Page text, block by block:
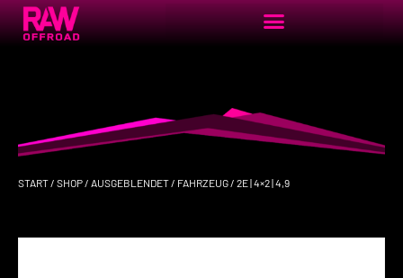
START / SHOP / AUSGEBLENDET / FAHRZEUG / 2E | 4×2 | 4,9